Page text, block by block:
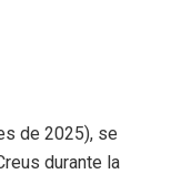
de 2025), se
durante la